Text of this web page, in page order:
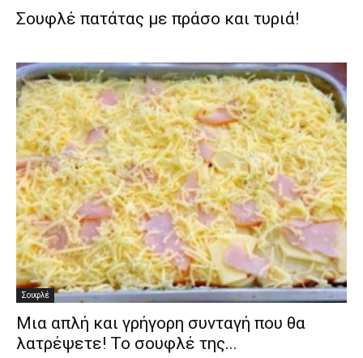
Σουφλέ πατάτας με πράσο και τυριά!
Σουφλέ
Μια απλή και γρήγορη συνταγή που θα
λατρέψετε! Το σουφλέ της...